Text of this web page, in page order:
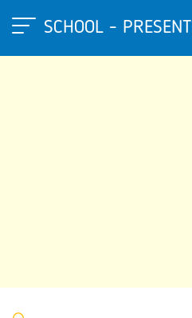
SCHOOL - PRESENT